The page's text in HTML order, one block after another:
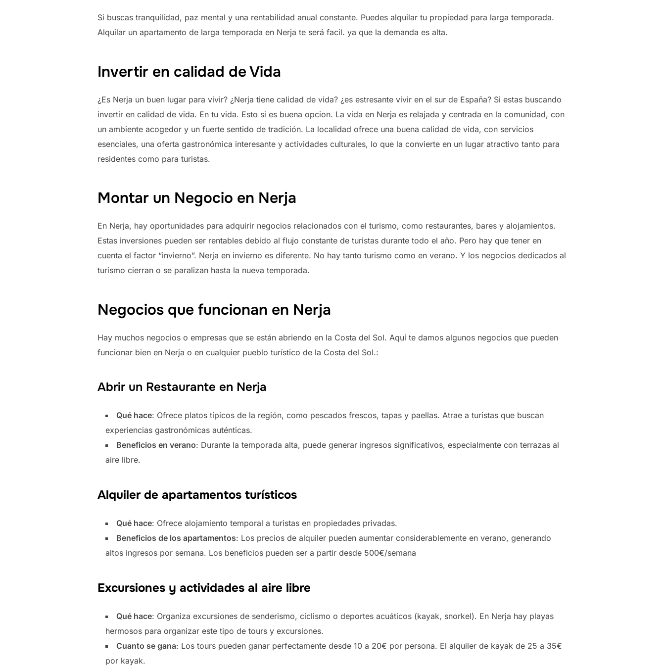
Si buscas tranquilidad, paz mental y una rentabilidad anual constante. Puedes alquilar tu propiedad para larga temporada.
Alquilar un apartamento de larga temporada en Nerja te será facil. ya que la demanda es alta.
Invertir en calidad de Vida
¿Es Nerja un buen lugar para vivir? ¿Nerja tiene calidad de vida? ¿es estresante vivir en el sur de España? Si estas buscando
invertir en calidad de vida. En tu vida. Esto si es buena opcion. La vida en Nerja es relajada y centrada en la comunidad, con
un ambiente acogedor y un fuerte sentido de tradición. La localidad ofrece una buena calidad de vida, con servicios
esenciales, una oferta gastronómica interesante y actividades culturales, lo que la convierte en un lugar atractivo tanto para
residentes como para turistas.
Montar un Negocio en Nerja
En Nerja, hay oportunidades para adquirir negocios relacionados con el turismo, como restaurantes, bares y alojamientos.
Estas inversiones pueden ser rentables debido al flujo constante de turistas durante todo el año. Pero hay que tener en
cuenta el factor “invierno”. Nerja en invierno es diferente. No hay tanto turismo como en verano. Y los negocios dedicados al
turismo cierran o se paralizan hasta la nueva temporada.
Negocios que funcionan en Nerja
Hay muchos negocios o empresas que se están abriendo en la Costa del Sol. Aquí te damos algunos negocios que pueden
funcionar bien en Nerja o en cualquier pueblo turístico de la Costa del Sol.:
Abrir un Restaurante en Nerja
Qué hace: Ofrece platos típicos de la región, como pescados frescos, tapas y paellas. Atrae a turistas que buscan
experiencias gastronómicas auténticas.
Beneficios en verano: Durante la temporada alta, puede generar ingresos significativos, especialmente con terrazas al
aire libre.
Alquiler de apartamentos turísticos
Qué hace: Ofrece alojamiento temporal a turistas en propiedades privadas.
Beneficios de los apartamentos: Los precios de alquiler pueden aumentar considerablemente en verano, generando
altos ingresos por semana. Los beneficios pueden ser a partir desde 500€/semana
Excursiones y actividades al aire libre
Qué hace: Organiza excursiones de senderismo, ciclismo o deportes acuáticos (kayak, snorkel). En Nerja hay playas
hermosos para organizar este tipo de tours y excursiones.
Cuanto se gana: Los tours pueden ganar perfectamente desde 10 a 20€ por persona. El alquiler de kayak de 25 a 35€
por kayak.